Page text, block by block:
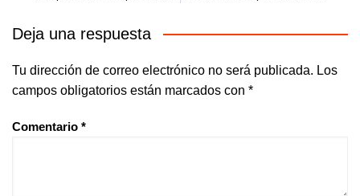
Deja una respuesta
Tu dirección de correo electrónico no será publicada. Los
campos obligatorios están marcados con *
Comentario *